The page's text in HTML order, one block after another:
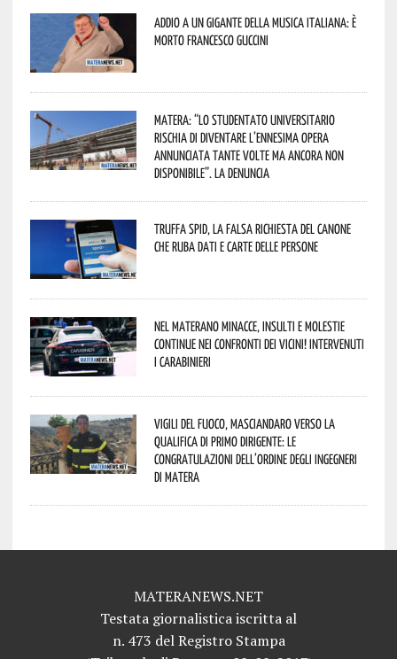
Addio a un gigante della musica italiana: è
morto Francesco Guccini
Matera: “Lo studentato universitario
rischia di diventare l’ennesima opera
annunciata tante volte ma ancora non
disponibile”. La denuncia
Truffa Spid, la falsa richiesta del canone
che ruba dati e carte delle persone
Nel materano minacce, insulti e molestie
continue nei confronti dei vicini! Intervenuti
i Carabinieri
Vigili del Fuoco, Masciandaro verso la
qualifica di Primo Dirigente: le
congratulazioni dell’Ordine degli Ingegneri
di Matera
MATERANEWS.NET
Testata giornalistica iscritta al
n. 473 del Registro Stampa